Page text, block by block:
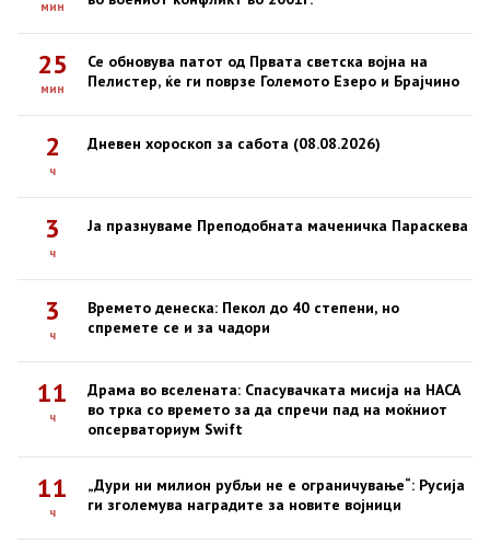
мин
25
мин
Се обновува патот од Првата светска војна на
Пелистер, ќе ги поврзе Големото Езеро и Брајчино
2
ч
Дневен хороскоп за сабота (08.08.2026)
3
ч
Ја празнуваме Преподобната маченичка Параскева
3
ч
Времето денеска: Пекол до 40 степени, но
спремете се и за чадори
11
ч
Драма во вселената: Спасувачката мисија на НАСА
во трка со времето за да спречи пад на моќниот
опсерваториум Swift
11
ч
„Дури ни милион рубљи не е ограничување“: Русија
ги зголемува наградите за новите војници